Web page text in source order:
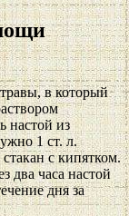
в который
настой из
1 ст. л.
с кипятком.
два часа настой
дня за